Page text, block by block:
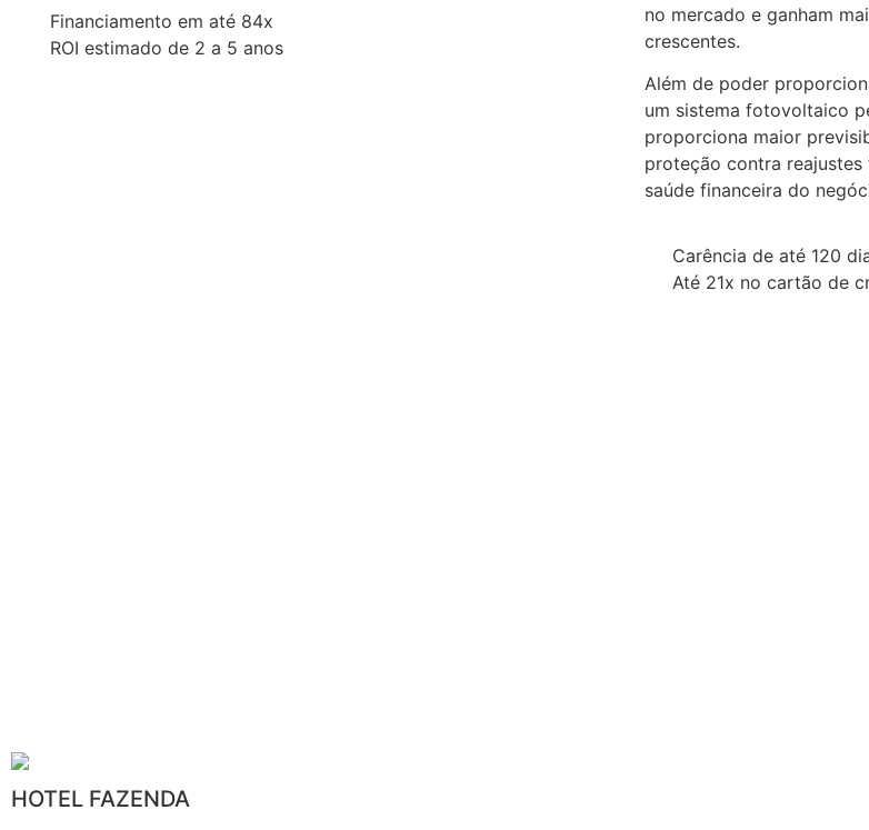
Financiamento em até 84x
ROI estimado de 2 a 5 anos
no mercado e ganham
crescentes.
Além de poder
um sistema fotovoltaico
proporciona maior
proteção contra
saúde financeira do
Carência de até 120
Até 21x no cartão de
HOTEL FAZENDA